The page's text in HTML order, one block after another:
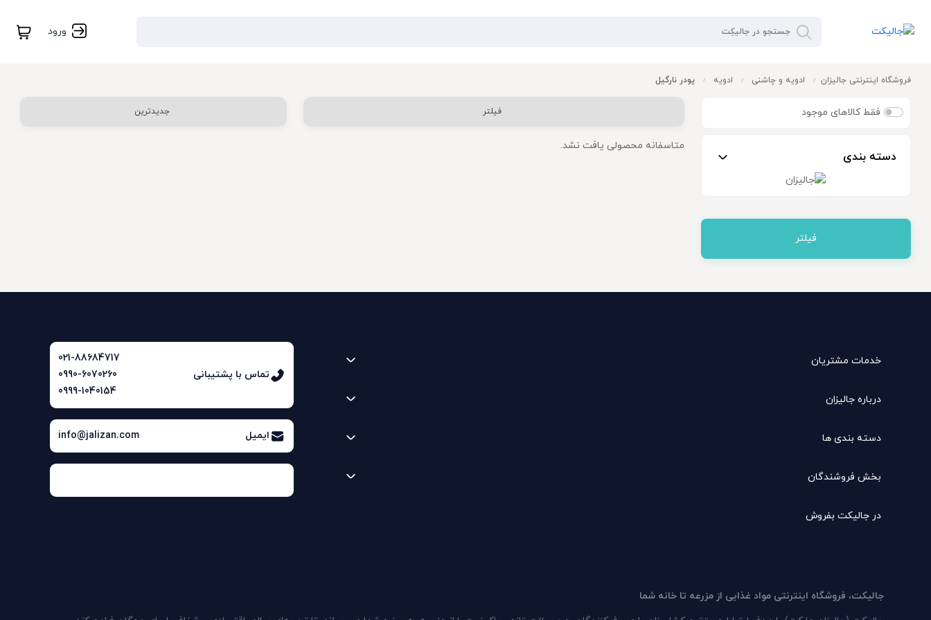
ورود
فروشگاه اینترنتی جالیزان / ادویه و چاشنی / ادویه / پودر نارگیل
فقط کالاهای موجود
دسته بندی
فیلتر جدیدترین
متاسفانه محصولی یافت نشد.
خدمات مشتریان
درباره جالیزان
دسته بندی ها
بخش فروشندگان
در جالیکت بفروش
تماس با پشتیبانی
021-88684717
0990-6070260
0999-1040154
ایمیل info@jalizan.com
جالیکت، فروشگاه اینترنتی مواد غذایی از مزرعه تا خانه شما